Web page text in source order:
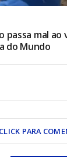
passa mal
do Mundo
CLICK PARA